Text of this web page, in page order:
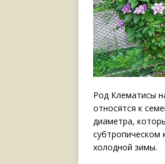
Род Клематисы
относятся к
диаметра,
субтропическом
холодной зимы.